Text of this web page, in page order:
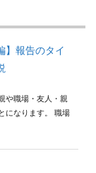
】報告のタイ
や職場・友人・親
になります。 職場